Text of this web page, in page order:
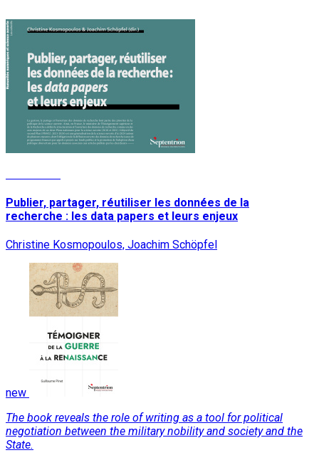
Publier, partager, réutiliser les données de la
recherche : les data papers et leurs enjeux
Christine Kosmopoulos, Joachim Schöpfel
new
The book reveals the role of writing as a tool for political
negotiation between the military nobility and society and the
State.